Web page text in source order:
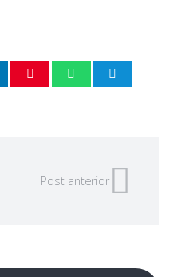
Post anterior